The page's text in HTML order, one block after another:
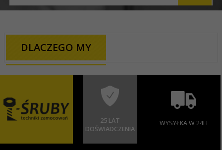
DLACZEGO MY
25 LAT
DOŚWIADCZENIA
WYSYŁKA W 24H